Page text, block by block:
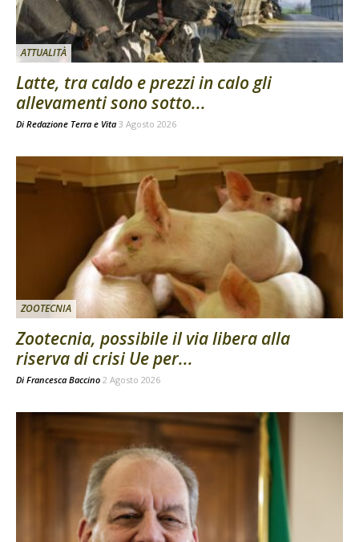
ATTUALITÀ
Latte, tra caldo e prezzi in calo gli
allevamenti sono sotto...
Di Redazione Terra e Vita 3 Agosto 2026
ZOOTECNIA
Zootecnia, possibile il via libera alla
riserva di crisi Ue per...
Di Francesca Baccino 2 Agosto 2026